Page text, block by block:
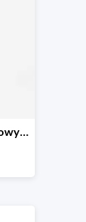
FC Barcelona Strike Dzianinowy dres piłkarski - 28%